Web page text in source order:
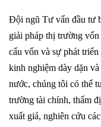
Đội ngũ Tư vấn đầu tư
giải pháp thị trường
cấu vốn và sự phát
kinh nghiệm dày dặn
nước, chúng tôi có thể
trường tài chính, thẩm
xuất giá, nghiên cứu